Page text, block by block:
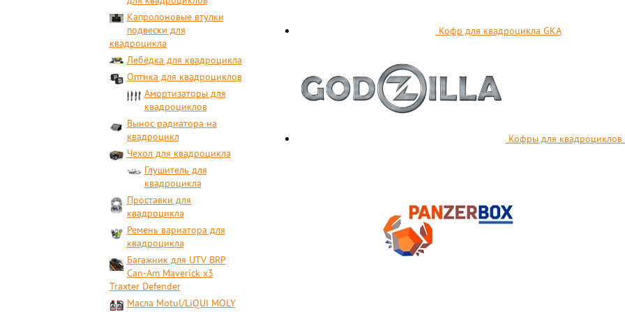
Капролоновые втулки
подвески для
квадроцикла
Лебёдка для квадроцикла
Оптика для квадроциклов
Амортизаторы для
квадроциклов
Вынос радиатора на
квадроцикл
Чехол для квадроцикла
Глушитель для
квадроцикла
Проставки для
квадроцикла
Ремень вариатора для
квадроцикла
Багажник для UTV BRP
Can-Am Maverick x3
Traxter Defender
Масла Motul/LiQUI MOLY
Кофр для квадроцикла GKA
Кофры для квадроциклов